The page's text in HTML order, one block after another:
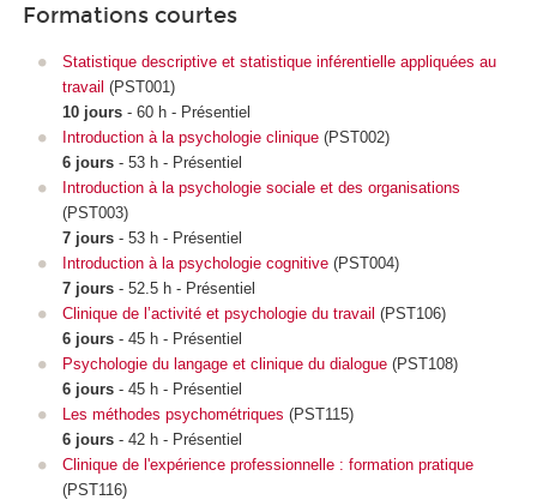
Formations courtes
Statistique descriptive et statistique inférentielle appliquées au
travail (PST001)
10 jours - 60 h - Présentiel
Introduction à la psychologie clinique(PST002)
6 jours - 53 h - Présentiel
Introduction à la psychologie sociale et des organisations
(PST003)
7 jours - 53 h - Présentiel
Introduction à la psychologie cognitive(PST004)
7 jours - 52.5 h - Présentiel
Clinique de l’activité et psychologie du travail (PST106)
6 jours - 45 h - Présentiel
Psychologie du langage et clinique du dialogue(PST108)
6 jours - 45 h - Présentiel
Les méthodes psychométriques (PST115)
6 jours - 42 h - Présentiel
Clinique de l'expérience professionnelle : formation pratique
(PST116)